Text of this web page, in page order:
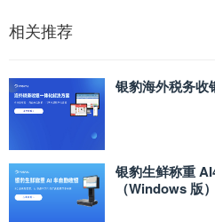
相关推荐
银豹海外税务收
银豹生鲜称重
（Windows 版）